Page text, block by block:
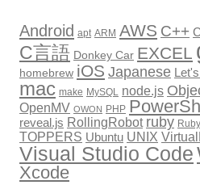
ン
Android apt ARM AWS C++
C言語 Donkey Car EXCEL
homebrew iOS Japanese
mac make MySQL node.js
OpenMV OWON PHP
reveal.js RollingRobot ruby
TOPPERS Ubuntu UNIX
Visual Studio Code
Xcode